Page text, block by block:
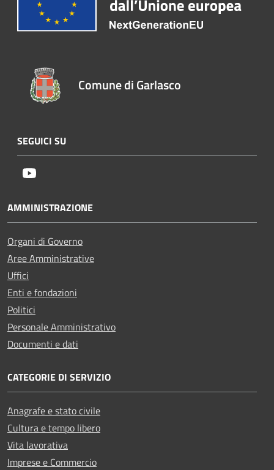
Comune di Garlasco
SEGUICI SU
AMMINISTRAZIONE
Organi di Governo
Aree Amministrative
Uffici
Enti e fondazioni
Politici
Personale Amministrativo
Documenti e dati
CATEGORIE DI SERVIZIO
Anagrafe e stato civile
Cultura e tempo libero
Vita lavorativa
Imprese e Commercio